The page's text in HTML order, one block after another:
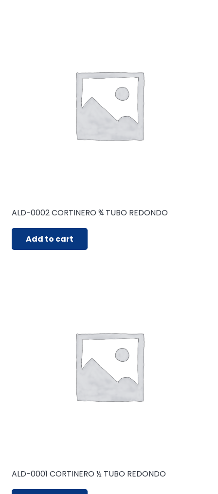
ALD-0002 CORTINERO ¾ TUBO REDONDO
Add to cart
ALD-0001 CORTINERO ½ TUBO REDONDO